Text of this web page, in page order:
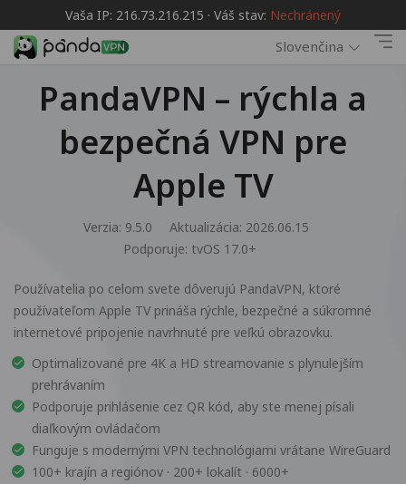
Vaša IP: 216.73.216.215 · Váš stav: Nechránený
Slovenčina
PandaVPN – rýchla a
bezpečná VPN pre
Apple TV
Verzia: 9.5.0
Aktualizácia: 2026.06.15
Podporuje: tvOS 17.0+
Používatelia po celom svete dôverujú PandaVPN, ktoré
používateľom Apple TV prináša rýchle, bezpečné a súkromné
internetové pripojenie navrhnuté pre veľkú obrazovku.
Optimalizované pre 4K a HD streamovanie s plynulejším
prehrávaním
Podporuje prihlásenie cez QR kód, aby ste menej písali
diaľkovým ovládačom
Funguje s modernými VPN technológiami vrátane WireGuard
100+ krajín a regiónov · 200+ lokalít · 6000+